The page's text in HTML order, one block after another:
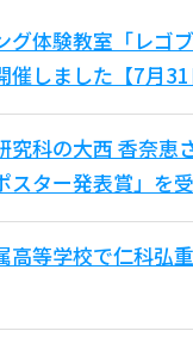
グ体験教室「レゴ
催しました【7月31
究科の大西 香奈恵
スター発表賞」を
高等学校で仁科弘